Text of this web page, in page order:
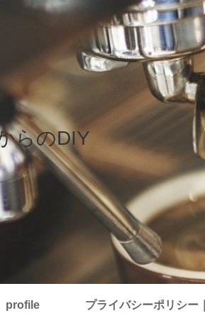
らのDIY
profile プライバシーポリシー｜